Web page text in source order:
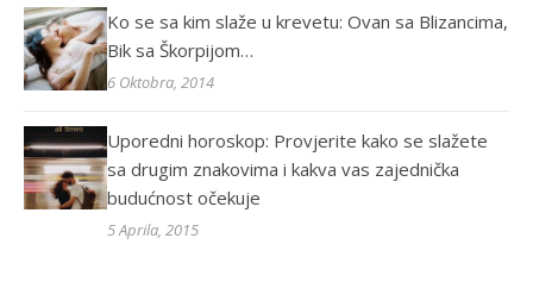
Ko se sa kim slaže u krevetu: Ovan sa Blizancima,
Bik sa Škorpijom…
6 Oktobra, 2014
Uporedni horoskop: Provjerite kako se slažete
sa drugim znakovima i kakva vas zajednička
budućnost očekuje
5 Aprila, 2015